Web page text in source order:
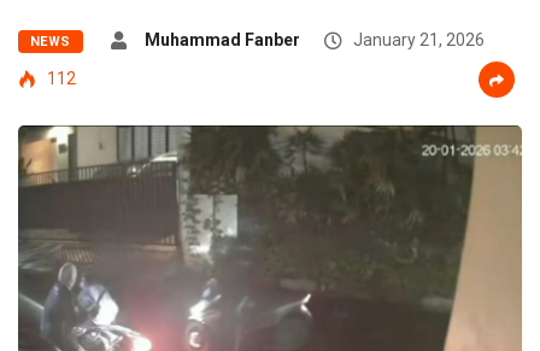
NEWS Muhammad Fanber
January 21, 2026
112